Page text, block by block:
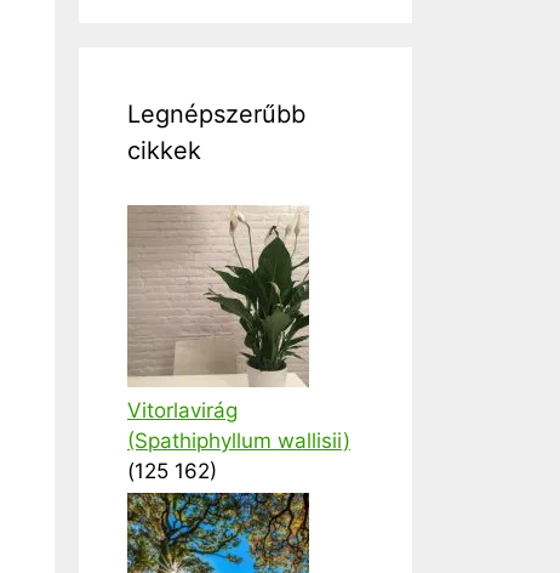
Legnépszerűbb
cikkek
Vitorlavirág
(Spathiphyllum wallisii)
(125 162)